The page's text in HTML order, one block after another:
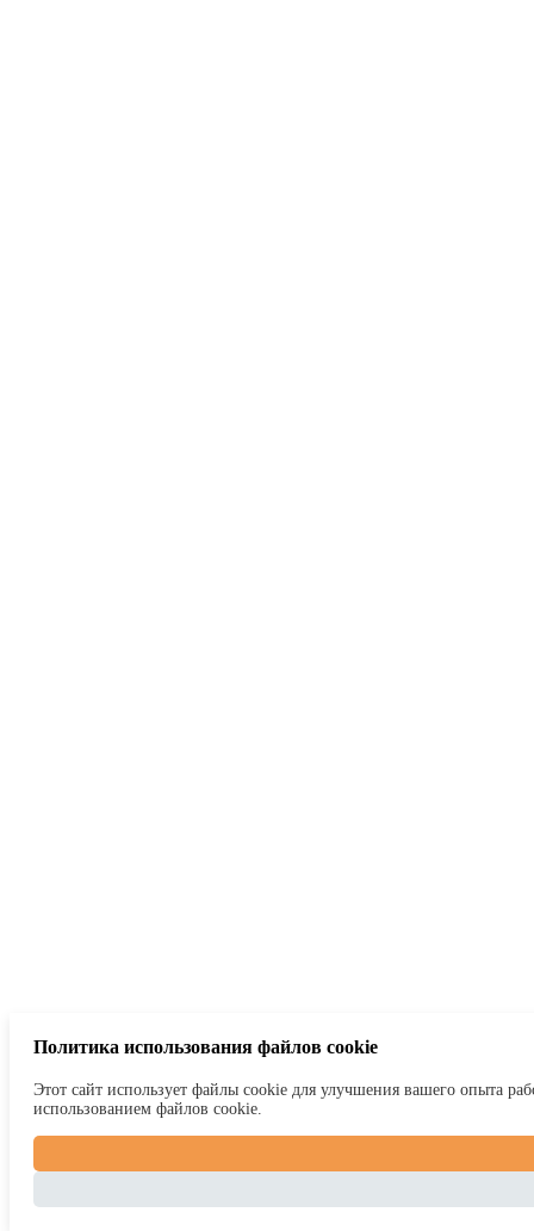
Политика использования файлов cookie
Этот сайт использует файлы cookie для улучшения вашего опыта
использованием файлов cookie.